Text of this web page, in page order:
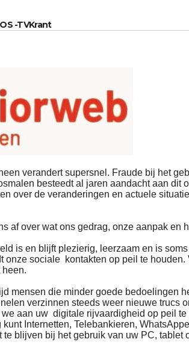
-TVKrant
verandert supersnel. Fraude bij het
besteedt al jaren aandacht aan dit
over de veranderingen en actuele
af over wat ons gedrag, onze aanpak en
is en blijft plezierig, leerzaam en is
onze sociale kontakten op peil te
heen.
mensen die minder goede bedoelingen
verzinnen steeds weer nieuwe trucs
aan uw digitale rijvaardigheid op peil
Internetten, Telebankieren,
te blijven bij het gebruik van uw PC, tablet